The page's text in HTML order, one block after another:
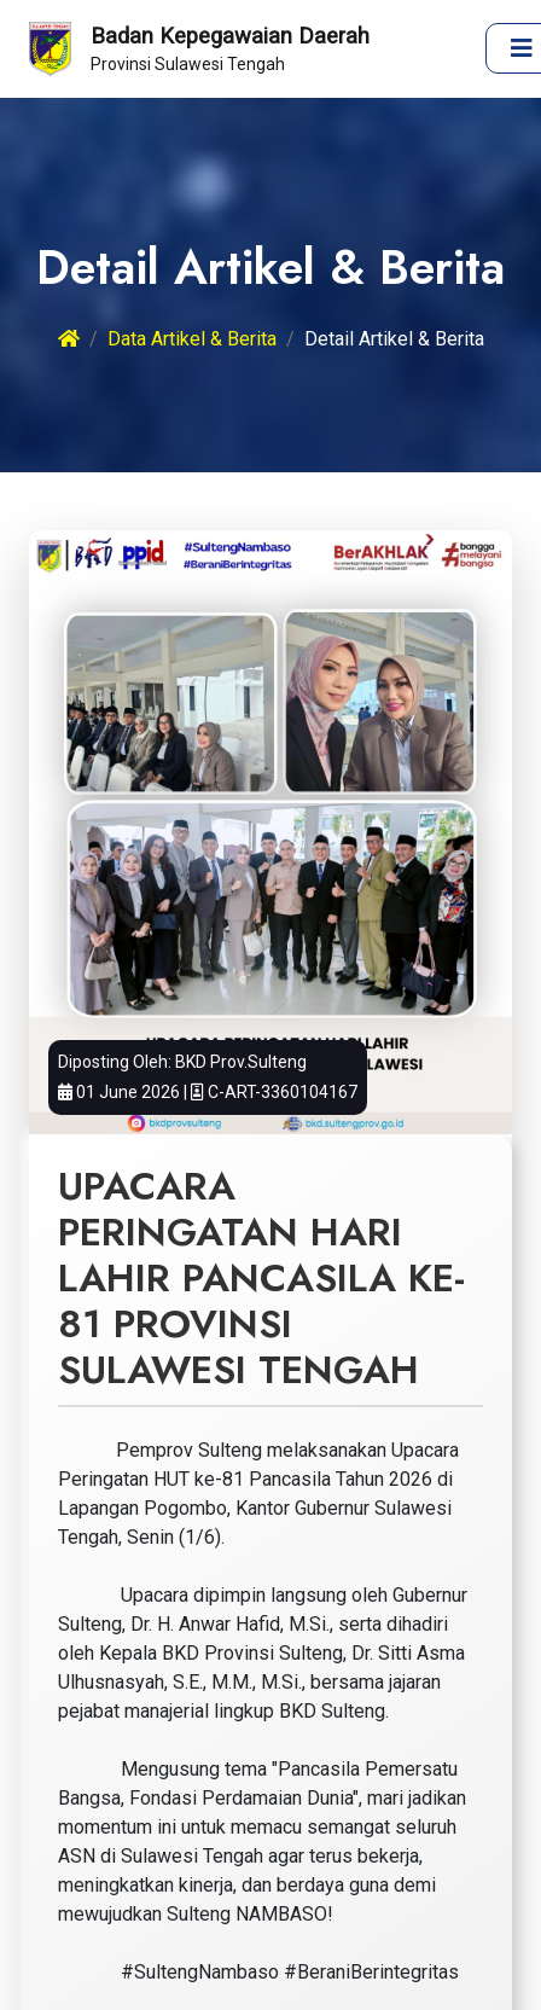
Badan Kepegawaian Daerah
Provinsi Sulawesi Tengah
Detail Artikel & Berita
Data Artikel & Berita Detail Artikel & Berita
Diposting Oleh: BKD Prov.Sulteng
01 June 2026 |
C-ART-3360104167
UPACARA
PERINGATAN HARI
LAHIR PANCASILA KE-
81 PROVINSI
SULAWESI TENGAH
Pemprov Sulteng melaksanakan Upacara
Peringatan HUT ke-81 Pancasila Tahun 2026 di
Lapangan Pogombo, Kantor Gubernur Sulawesi
Tengah, Senin (1/6).
Upacara dipimpin langsung oleh Gubernur
Sulteng, Dr. H. Anwar Hafid, M.Si., serta dihadiri
oleh Kepala BKD Provinsi Sulteng, Dr. Sitti Asma
Ulhusnasyah, S.E., M.M., M.Si., bersama jajaran
pejabat manajerial lingkup BKD Sulteng.
Mengusung tema "Pancasila Pemersatu
Bangsa, Fondasi Perdamaian Dunia", mari jadikan
momentum ini untuk memacu semangat seluruh
ASN di Sulawesi Tengah agar terus bekerja,
meningkatkan kinerja, dan berdaya guna demi
mewujudkan Sulteng NAMBASO!
#SultengNambaso #BeraniBerintegritas